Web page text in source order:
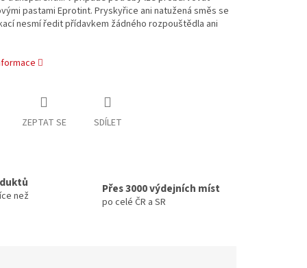
pastami Eprotint. Pryskyřice ani natužená směs se
nesmí ředit přídavkem žádného rozpouštědla ani
ZEPTAT SE SDÍLET
než
Přes 3000 výdejních míst
po celé ČR a SR